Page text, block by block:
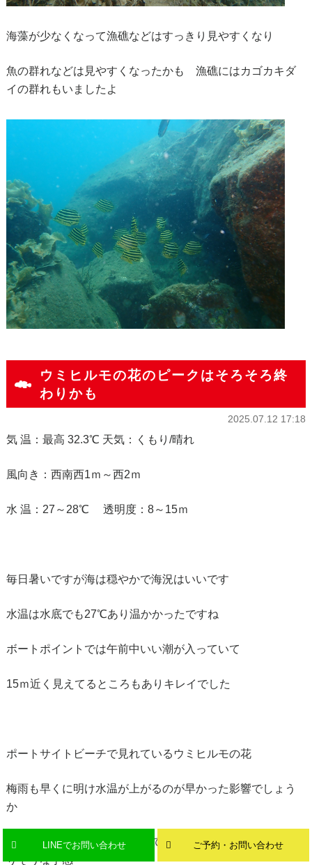
LINEでお問い合わせ ご予約・お問い合わせ
海藻が少なくなって漁礁などはすっきり見やすくなり
魚の群れなどは見やすくなったかも 漁礁にはカゴカキダ
イの群れもいましたよ
ウミヒルモの花のピークはそろそろ終
わりかも
2025.07.12 17:18
気 温：最高 32.3℃ 天気：くもり/晴れ
風向き：西南西1ｍ～西2ｍ
水 温：27～28℃ 透明度：8～15ｍ
毎日暑いですが海は穏やかで海況はいいです
水温は水底でも27℃あり温かかったですね
ボートポイントでは午前中いい潮が入っていて
15ｍ近く見えてるところもありキレイでした
ポートサイトビーチで見れているウミヒルモの花
梅雨も早くに明け水温が上がるのが早かった影響でしょう
か
多くのウミヒルモが傷んできていてそろそろピークが終わ
りそうな予感